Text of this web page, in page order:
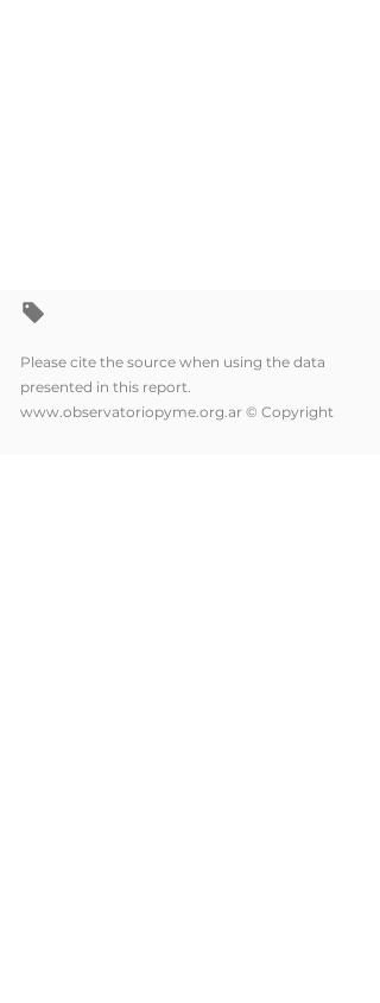
Please cite the source when using the data
presented in this report.
www.observatoriopyme.org.ar © Copyright